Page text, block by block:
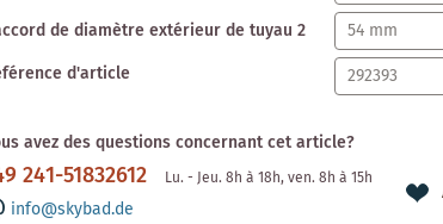
de diamètre extérieur de tuyau 2
d'article
avez des questions concernant cet article?
241-51832612 Lu. - Jeu. 8h à 18h, ven. 8h à 15h
info@skybad.de